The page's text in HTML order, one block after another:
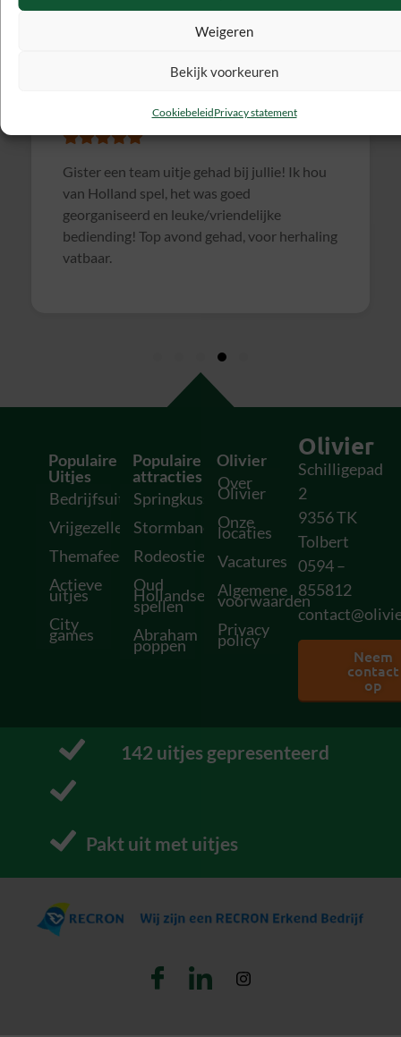
Weigeren
Bekijk voorkeuren
CookiebeleidPrivacy statement
Marlous Mulder-Smit
Gister een team uitje gehad bij jullie! Ik hou
van Holland spel, het was goed
georganiseerd en leuke/vriendelijke
bediending! Top avond gehad, voor herhaling
vatbaar.
Populaire
Uitjes
Bedrijfsuitjes
Vrijgezellenfeesten
Themafeesten
Actieve
uitjes
City
games
Populaire
attracties
Springkussens
Stormbanen
Rodeostieren
Oud
Hollandse
spellen
Abraham
poppen
Olivier
Over
Olivier
Onze
locaties
Vacatures
Algemene
voorwaarden
Privacy
policy
Olivier
Schilligepad
2
9356 TK
Tolbert
0594 –
855812
Neem
contact
op
147 uitjes gepresenteerd
Pakt uit met uitjes